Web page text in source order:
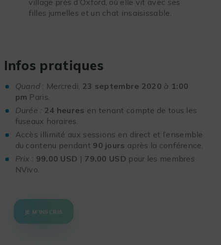
filles jumelles et un chat insaisissable.
Infos pratiques
Quand : Mercredi, 23 septembre 2020 à 1:00
pm Paris.
Durée : 24 heures en tenant compte de tous les
fuseaux horaires.
Accès illimité aux sessions en direct et l’ensemble
du contenu pendant 90 jours après la conférence.
Prix : 99.00 USD | 79.00 USD pour les membres
NVivo.
JE M’INSCRIS